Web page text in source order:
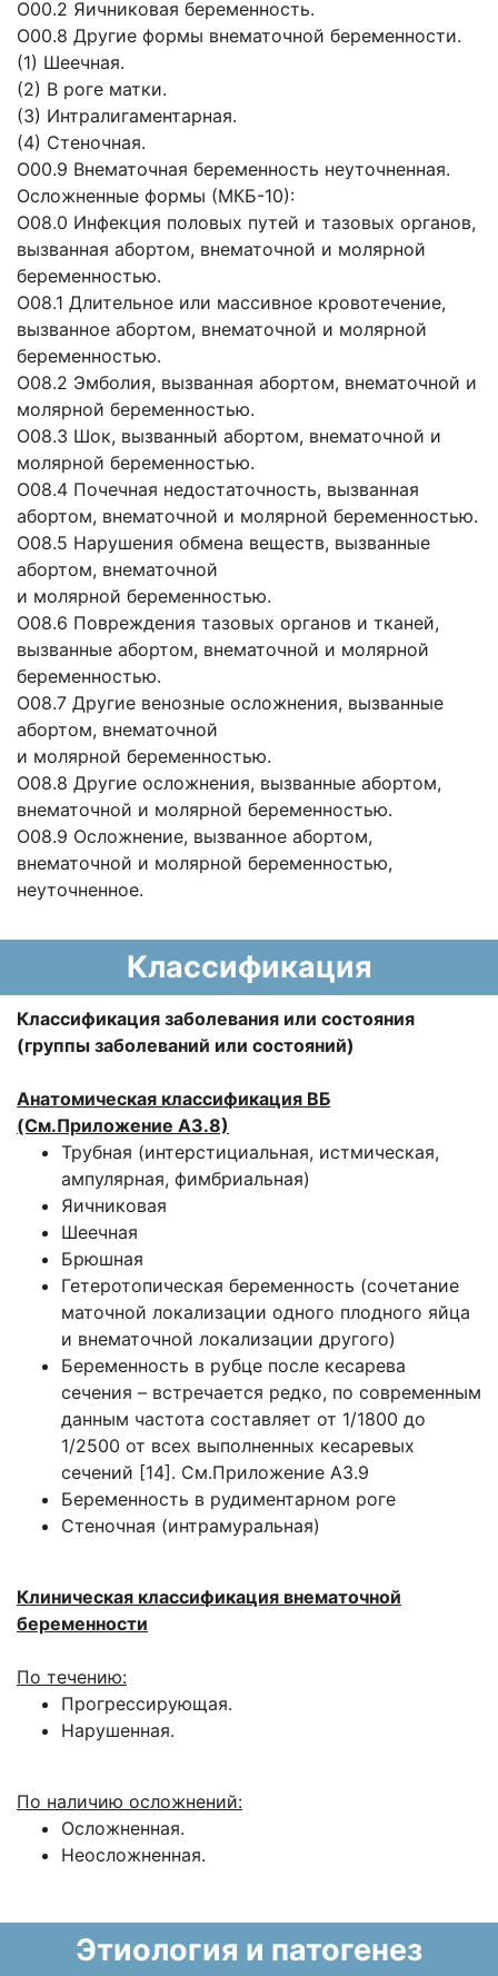
О00.2 Яичниковая беременность.
О00.8 Другие формы внематочной беременности.
(1) Шеечная.
(2) В роге матки.
(3) Интралигаментарная.
(4) Стеночная.
О00.9 Внематочная беременность неуточненная.
Осложненные формы (МКБ-10):
O08.0 Инфекция половых путей и тазовых органов,
вызванная абортом, внематочной и молярной
беременностью.
O08.1 Длительное или массивное кровотечение,
вызванное абортом, внематочной и молярной
беременностью.
О08.2 Эмболия, вызванная абортом, внематочной и
молярной беременностью.
О08.3 Шок, вызванный абортом, внематочной и
молярной беременностью.
O08.4 Почечная недостаточность, вызванная
абортом, внематочной и молярной беременностью.
O08.5 Нарушения обмена веществ, вызванные
абортом, внематочной
и молярной беременностью.
O08.6 Повреждения тазовых органов и тканей,
вызванные абортом, внематочной и молярной
беременностью.
O08.7 Другие венозные осложнения, вызванные
абортом, внематочной
и молярной беременностью.
O08.8 Другие осложнения, вызванные абортом,
внематочной и молярной беременностью.
O08.9 Осложнение, вызванное абортом,
внематочной и молярной беременностью,
неуточненное.
Классификация
Классификация заболевания или состояния
(группы заболеваний или состояний)
Анатомическая классификация ВБ
(См.Приложение А3.8)
Трубная (интерстициальная, истмическая,
ампулярная, фимбриальная)
Яичниковая
Шеечная
Брюшная
Гетеротопическая беременность (сочетание
маточной локализации одного плодного яйца
и внематочной локализации другого)
Беременность в рубце после кесарева
сечения – встречается редко, по современным
данным частота составляет от 1/1800 до
1/2500 от всех выполненных кесаревых
сечений [14]. См.Приложение А3.9
Беременность в рудиментарном роге
Стеночная (интрамуральная)
Клиническая классификация внематочной
беременности
По течению:
Прогрессирующая.
Нарушенная.
По наличию осложнений:
Осложненная.
Неосложненная.
Этиология и патогенез